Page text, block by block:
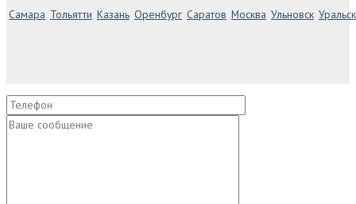
Самара Тольятти Казань Оренбург Саратов Москва Ульновск Уральск